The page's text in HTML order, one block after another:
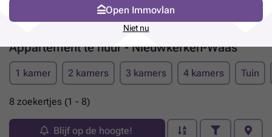
Appartement te huur - Nieuwkerken-Waas
1 kamer 2 kamers 3 kamers 4 kamers Tuin
8 zoekertjes (1 - 8)
Blijf op de hoogte!
Open Immovlan
Niet nu